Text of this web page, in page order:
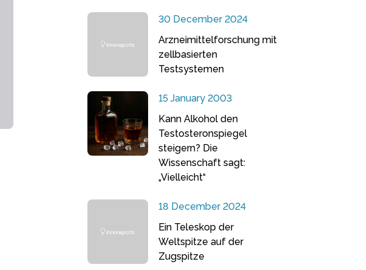
30 December 2024
Arzneimittelforschung mit
zellbasierten
Testsystemen
15 January 2003
Kann Alkohol den
Testosteronspiegel
steigern? Die
Wissenschaft sagt:
„Vielleicht“
18 December 2024
Ein Teleskop der
Weltspitze auf der
Zugspitze